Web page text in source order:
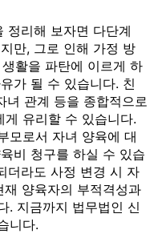
리해 보자면 다단계
만, 그로 인해 가정 방
활을 파탄에 이르게 하
가 될 수 있습니다. 친
녀 관계 등을 종합적으로
게 유리할 수 있습니다.
모로서 자녀 양육에 대
비 청구를 하실 수 있습
더라도 사정 변경 시 자
양육자의 부적격성과
. 지금까지 법무법인 신
니다.